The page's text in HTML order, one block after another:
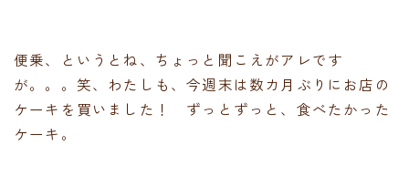
便乗、というとね、ちょっと聞こえがアレです
が。。。笑、わたしも、今週末は数カ月ぶりにお店の
ケーキを買いました！ ずっとずっと、食べたかった
ケーキ。